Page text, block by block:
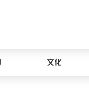
文化